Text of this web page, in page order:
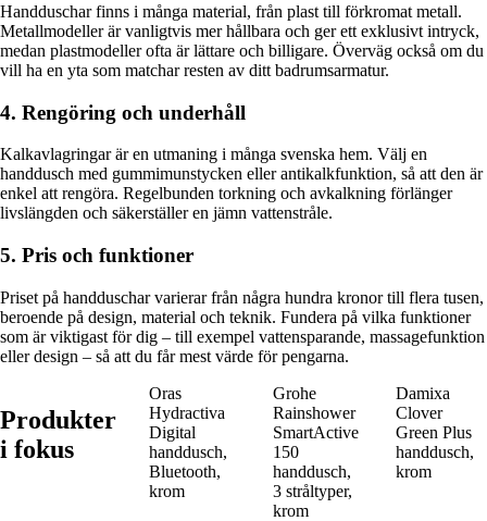
Handduschar finns i många material, från plast till förkromat metall.
Metallmodeller är vanligtvis mer hållbara och ger ett exklusivt intryck,
medan plastmodeller ofta är lättare och billigare. Överväg också om du
vill ha en yta som matchar resten av ditt badrumsarmatur.
4. Rengöring och underhåll
Kalkavlagringar är en utmaning i många svenska hem. Välj en
handdusch med gummimunstycken eller antikalkfunktion, så att den är
enkel att rengöra. Regelbunden torkning och avkalkning förlänger
livslängden och säkerställer en jämn vattenstråle.
5. Pris och funktioner
Priset på handduschar varierar från några hundra kronor till flera tusen,
beroende på design, material och teknik. Fundera på vilka funktioner
som är viktigast för dig – till exempel vattensparande, massagefunktion
eller design – så att du får mest värde för pengarna.
Produkter
i fokus
Oras
Hydractiva
Digital
handdusch,
Bluetooth,
krom
Grohe
Rainshower
SmartActive
150
handdusch,
3 stråltyper,
krom
Damixa
Clover
Green Plus
handdusch,
krom